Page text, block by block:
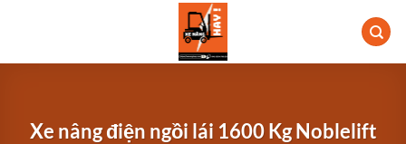
Xe nâng điện ngồi lái 1600 Kg Noblelift